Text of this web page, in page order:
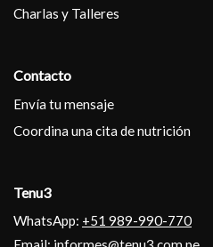
Charlas y Talleres
Contacto
Envía tu mensaje
Coordina una cita de nutrición
Tenu3
WhatsApp: +51 989-990-770